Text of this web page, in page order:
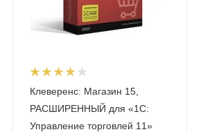
Клеверенс: Магазин 15,
РАСШИРЕННЫЙ для «1С:
Управление торговлей 11»